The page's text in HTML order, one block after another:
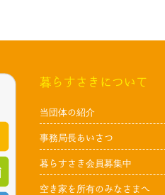
暮らすさきについて
当団体の紹介
事務局長あいさつ
暮らすさき会員募集中
空き家を所有のみなさまへ